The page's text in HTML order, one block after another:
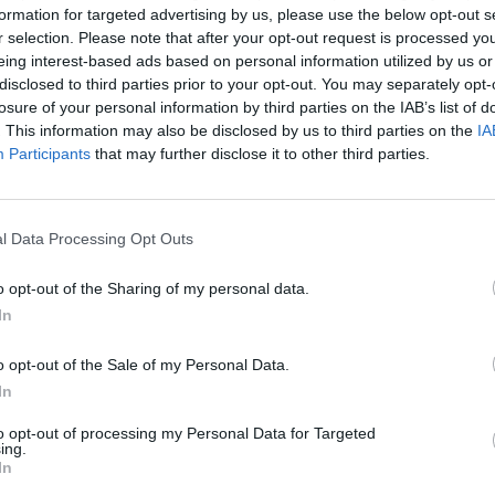
for targeted advertising by us, please use the below opt-out
selection. Please note that after your opt-out request is processed
interest-based ads based on personal information utilized by us
to third parties prior to your opt-out. You may separately
of your personal information by third parties on the IAB’s list of
This information may also be disclosed by us to third parties on the
Participants that may further disclose it to other third parties.
Data Processing Opt Outs
opt-out of the Sharing of my personal data.
opt-out of the Sale of my Personal Data.
opt-out of processing my Personal Data for Targeted
e la Confederation of Asian
per citarne alcune.
come obiettivi del suo mandato
della membership, nonché la
esistenti e l’apertura di
perseguire la leadership di
attività utili all’industry del
a livello globale - ha
. IAA, secondo il ridisegno della
essere prontamente
Compass” della marketing